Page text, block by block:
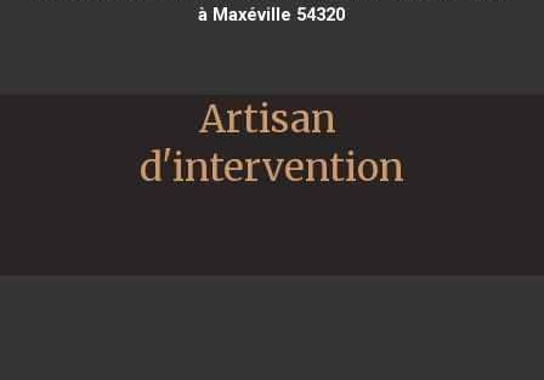
à Maxéville 54320
Artisan
d'intervention